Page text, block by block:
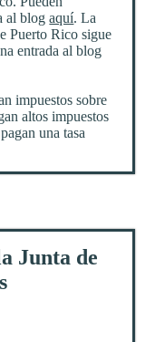
al blogaquí. La
Puerto Rico sigue
entrada al blog
impuestos sobre
altos impuestos
una tasa
Junta de